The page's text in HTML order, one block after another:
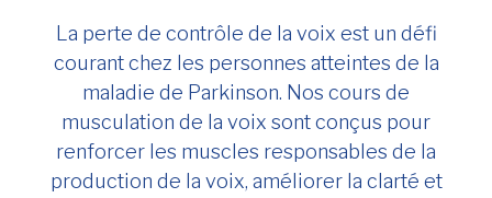
La perte de contrôle de la voix est un défi
courant chez les personnes atteintes de la
maladie de Parkinson. Nos cours de
musculation de la voix sont conçus pour
renforcer les muscles responsables de la
production de la voix, améliorer la clarté et